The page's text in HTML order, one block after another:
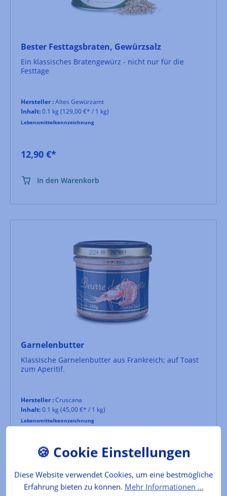
Bester Festtagsbraten, Gewürzsalz
Ein klassisches Bratengewürz - nicht nur für die
Festtage
Hersteller :Altes Gewürzamt
Inhalt:0.1 kg (129,00 €* / 1 kg)
Lebensmittelkennzeichnung
12,90 €*
In den Warenkorb
Garnelenbutter
Klassische Garnelenbutter aus Frankreich; auf Toast
zum Aperitif.
Hersteller :Cruscana
Inhalt:0.1 kg (45,00 €* / 1 kg)
Lebensmittelkennzeichnung
4,50 €*
In den Warenkorb
Diese Website verwendet Cookies, um eine bestmögliche
Erfahrung bieten zu können. Mehr Informationen ...